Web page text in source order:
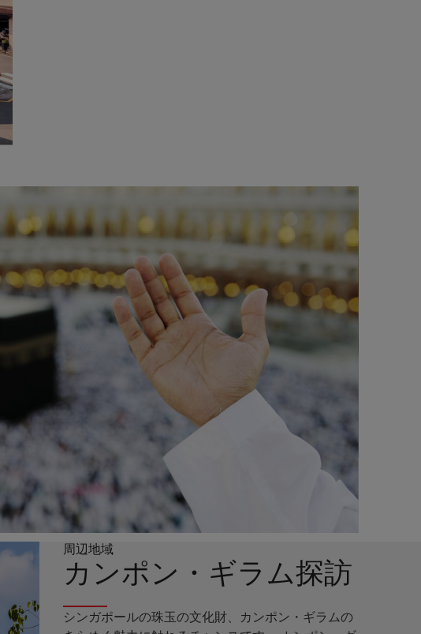
カンポン・ギラム探訪
周辺地域
シンガポールの珠玉の文化財、カンポン・ギラムの